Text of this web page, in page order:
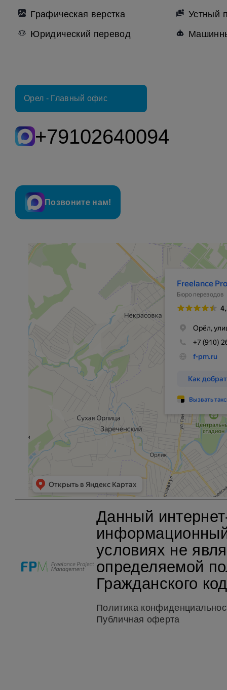
Графическая верстка
Устный
Юридический перевод
Орел - Главный офис
+79102640094
Позвоните нам!
Freelance Project Management
Бюро переводов в Орле
Данный
условиях не
определяемой
Гражданского
Политика
Публичная оферта